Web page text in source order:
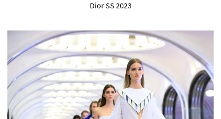
Dior SS 2023